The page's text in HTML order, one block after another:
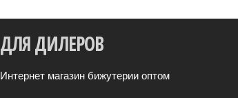
ДЛЯДИЛЕРОВ
Интернет магазин бижутерии оптом